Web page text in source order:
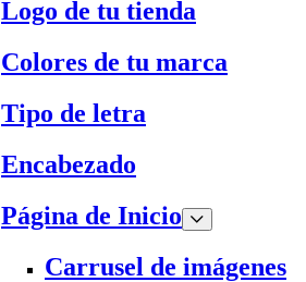
Logo de tu tienda
Colores de tu marca
Tipo de letra
Encabezado
Página de Inicio
Carrusel de imágenes